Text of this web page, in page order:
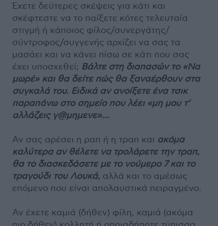
Έχετε δεύτερες σκέψεις για κάτι και
σκέφτεστε να το παίξετε κότες τελευταία
στιγμή ή κάποιος φίλος/συνεργάτης/
σύντροφος/συγγενής αρχίζει να σας τα
μασάει και να κάνει πίσω σε κάτι που σας
έχει υποσχεθεί; Βάλτε στη διαπασών το «Να
μωρέ» και θα δείτε πώς θα ξαναέρθουν στα
συγκαλά του. Ειδικά αν ανοίξετε ένα τσικ
παραπάνω στο σημείο που λέει «μη μου τ’
αλλάζεις γ@μημενε»...
Αν σας αρέσει η ραπ ή η τραπ και ακόμα
καλύτερα αν θέλετε να τρολάρετε την τραπ,
θα το διασκεδάσετε με το νούμερο 7 και το
τραγούδι του Λουκά, αλλά και το αμέσως
επόμενο που είναι απολαυστικά πειραγμένο.
Αν έχετε καμιά (δήθεν) φίλη, καμιά (ακόμα